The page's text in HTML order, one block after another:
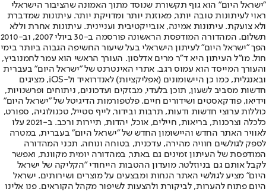
"ישראל היום" הוא גוף תקשורת שנוסד מתוך האמונה שהציבור הישראלי
ראוי לעיתונות טובה יותר, מאוזנת יותר ומדויקת יותר. עיתונות שמדברת
ולא צועקת. עיתונות אמינה, אובייקטיבית ועניינית. עיתונות אחרת וללא
תשלום. המהדורה המודפסת הראשונה פורסמה ב-30 ביולי 2007, וב-2010
הפך "ישראל היום" לעיתון הישראלי בעל שיעור החשיפה הגבוה ביותר בימי
חול. מו"ל העיתון היא ד"ר מרים אדלסון. העורך הראשי הוא עמר לחמנוביץ,
והעורך המייסד הוא עמוס רגב. אתרי האינטרנט של "ישראל היום" בעברית
ובאנגלית, כמו כן היישומונים (אפליקציות) לאנדרואיד ול-iOS, מציגים
חדשות מסביב לשעון, תוכן בלעדי, מבזקים ועדכונים, ניתוחים ופרשנויות,
וידיאו, פודקאסטים ושידורים חיים. פלטפורמות הדיגיטל של "ישראל היום"
כוללות ערוצי חדשות ודעות, תרבות ובידור, לייף סטייל, טכנולוגיה, ספורט,
כלכלה וצרכנות, בריאות, חיילים, אוכל, יהדות, תיירות ורכב. ב-2021 עלו
לאוויר האתר החדש והיישומון החדש של "ישראל היום" בעברית, במטרה
לספק לגולשים חוויה מהירה, עדכנית, בטוחה ונוחה. תכני המהדורה
המודפסת של העיתון זמינים גם באתר, במהדורה יומית מקוונת, ואפשר
לקבל אותם גם בניוזלטר. מועדון ההטבות הייחודי "הקליקה של ישראל
היום" מציע לגולשי האתר הנחות ומבצעים על מוצרים ושירותים. ישראל
היום פתוח להערות, לביקורת ולהצעות לשיפור מקהל הקוראים. פנו אלינו